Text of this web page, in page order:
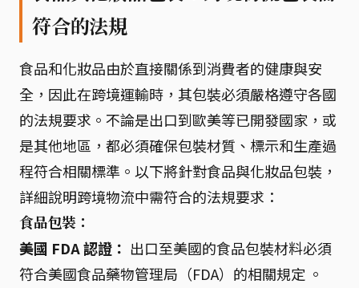
符合的法規
食品和化妝品由於直接關係到消費者的健康與安
全，因此在跨境運輸時，其包裝必須嚴格遵守各國
的法規要求。不論是出口到歐美等已開發國家，或
是其他地區，都必須確保包裝材質、標示和生產過
程符合相關標準。以下將針對食品與化妝品包裝，
詳細說明跨境物流中需符合的法規要求：
食品包裝：
美國 FDA 認證： 出口至美國的食品包裝材料必須
符合美國食品藥物管理局（FDA）的相關規定 。